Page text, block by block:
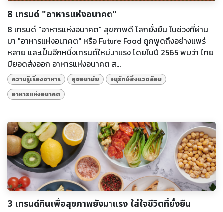
8 เทรนด์ "อาหารแห่งอนาคต"
8 เทรนด์ "อาหารแห่งอนาคต" สุขภาพดี โลกยั่งยืน ในช่วงที่ผ่าน
มา "อาหารแห่งอนาคต" หรือ Future Food ถูกพูดถึงอย่างแพร่
หลาย และเป็นอีกหนึ่งเทรนด์ใหม่มาแรง โดยในปี 2565 พบว่า ไทย
มียอดส่งออก อาหารแห่งอนาคต ส...
ความรู้เรื่องอาหาร สุขอนามัย
อนุรักษ์สิ่งแวดล้อม
อาหารแห่งอนาคต
3 เทรนด์กินเพื่อสุขภาพยังมาแรง ใส่ใจชีวิตที่ยั่งยืน